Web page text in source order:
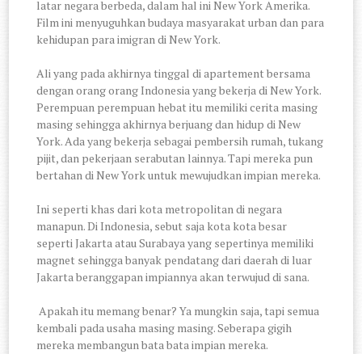
latar negara berbeda, dalam hal ini New York Amerika.
Film ini menyuguhkan budaya masyarakat urban dan para
kehidupan para imigran di New York.
Ali yang pada akhirnya tinggal di apartement bersama
dengan orang orang Indonesia yang bekerja di New York.
Perempuan perempuan hebat itu memiliki cerita masing
masing sehingga akhirnya berjuang dan hidup di New
York. Ada yang bekerja sebagai pembersih rumah, tukang
pijit, dan pekerjaan serabutan lainnya. Tapi mereka pun
bertahan di New York untuk mewujudkan impian mereka.
Ini seperti khas dari kota metropolitan di negara
manapun. Di Indonesia, sebut saja kota kota besar
seperti Jakarta atau Surabaya yang sepertinya memiliki
magnet sehingga banyak pendatang dari daerah di luar
Jakarta beranggapan impiannya akan terwujud di sana.
Apakah itu memang benar? Ya mungkin saja, tapi semua
kembali pada usaha masing masing. Seberapa gigih
mereka membangun bata bata impian mereka.